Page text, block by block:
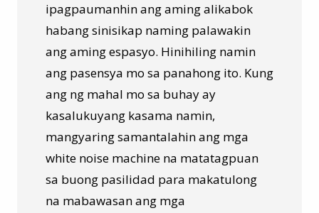
ipagpaumanhin ang aming alikabok
habang sinisikap naming palawakin
ang aming espasyo. Hinihiling namin
ang pasensya mo sa panahong ito. Kung
ang ng mahal mo sa buhay ay
kasalukuyang kasama namin,
mangyaring samantalahin ang mga
white noise machine na matatagpuan
sa buong pasilidad para makatulong
na mabawasan ang mga